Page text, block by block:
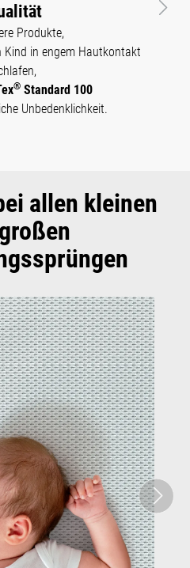
Produkte,
Kind in engem Hautkontakt
®Standard 100
Unbedenklichkeit.
allen kleinen